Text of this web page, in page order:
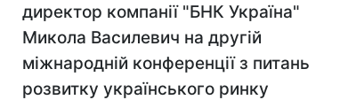
директор компанії "БНК Україна"
Микола Василевич на другій
міжнародній конференції з питань
розвитку українського ринку